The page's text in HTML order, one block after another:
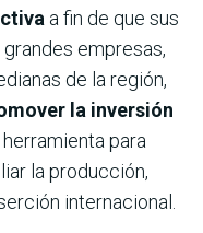
a fin de que sus
empresas,
de la región,
la inversión
para
la producción,
internacional.